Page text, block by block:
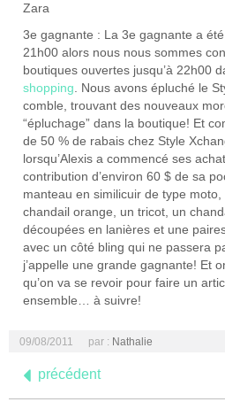
Zara
3e gagnante : La 3e gagnante a
21h00 alors nous nous sommes
boutiques ouvertes jusqu’à 22h00
shopping. Nous avons épluché le
comble, trouvant des nouveaux
“épluchage” dans la boutique! Et
de 50 % de rabais chez Style
lorsqu’Alexis a commencé ses
contribution d’environ 60 $ de sa
manteau en similicuir de type
chandail orange, un tricot, un
découpées en lanières et une
avec un côté bling qui ne passera
j’appelle une grande gagnante! Et
qu’on va se revoir pour faire un
ensemble… à suivre!
09/08/2011 par : Nathalie
précédent